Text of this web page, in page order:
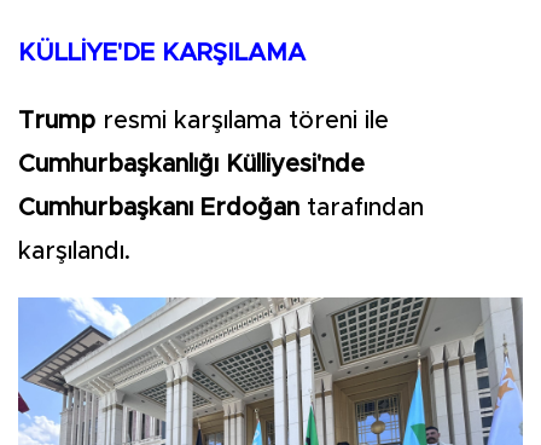
KÜLLİYE'DE KARŞILAMA
Trump resmi karşılama töreni ile
Cumhurbaşkanlığı Külliyesi'nde
Cumhurbaşkanı Erdoğan tarafından
karşılandı.